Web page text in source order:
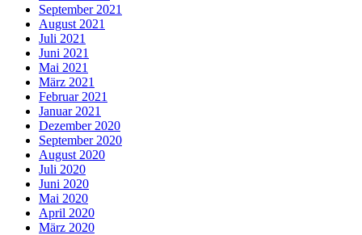
September 2021
August 2021
Juli 2021
Juni 2021
Mai 2021
März 2021
Februar 2021
Januar 2021
Dezember 2020
September 2020
August 2020
Juli 2020
Juni 2020
Mai 2020
April 2020
März 2020